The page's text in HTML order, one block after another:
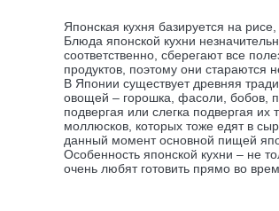
Японская кухня базируется на
Блюда японской кухни
соответственно, сберегают все
продуктов, поэтому они стараются
В Японии существует древняя
овощей – горошка, фасоли, бобов,
подвергая или слегка подвергая
моллюсков, которых тоже едят в
данный момент основной пищей
Особенность японской кухни – не
очень любят готовить прямо во